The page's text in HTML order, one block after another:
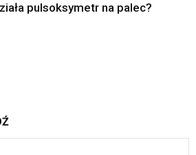
pulsoksymetr na palec?